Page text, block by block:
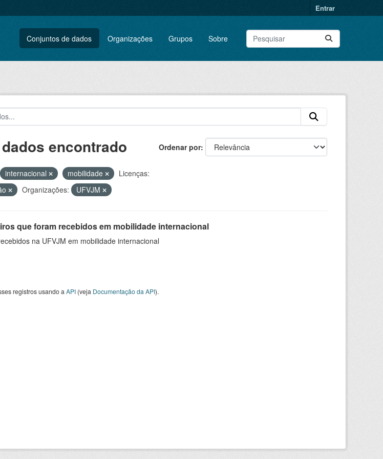
Entrar
Conjuntos de dados Organizações Grupos Sobre
Ordenar por
encontrado
internacional mobilidade
Licenças:
Organizações: UFVJM
que foram recebidos em mobilidade internacional
na UFVJM em mobilidade internacional
registros usando a API(veja Documentação da API).